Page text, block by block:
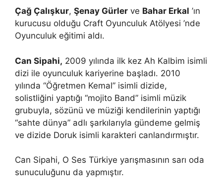
Çağ Çalışkur, Şenay Gürler ve Bahar Erkal ’ın
kurucusu olduğu Craft Oyunculuk Atölyesi ’nde
Oyunculuk eğitimi aldı.
Can Sipahi, 2009 yılında ilk kez Ah Kalbim isimli
dizi ile oyunculuk kariyerine başladı. 2010
yılında “Öğretmen Kemal” isimli dizide,
solistliğini yaptığı “mojito Band” isimli müzik
grubuyla, sözünü ve müziği kendilerinin yaptığı
“sahte dünya” adlı şarkılarıyla gündeme gelmiş
ve dizide Doruk isimli karakteri canlandırmıştır.
Can Sipahi, O Ses Türkiye yarışmasının sarı oda
sunuculuğunu da yapmıştır.